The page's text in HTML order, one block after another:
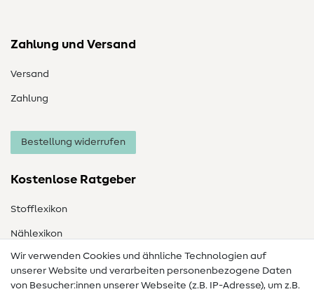
Zahlung und Versand
Versand
Zahlung
Bestellung widerrufen
Kostenlose Ratgeber
Stofflexikon
Nählexikon
Nähanleitungen
Hilfe & Kontakt
Wir verwenden Cookies und ähnliche Technologien auf
unserer Website und verarbeiten personenbezogene Daten
von Besucher:innen unserer Webseite (z.B. IP-Adresse), um z.B.